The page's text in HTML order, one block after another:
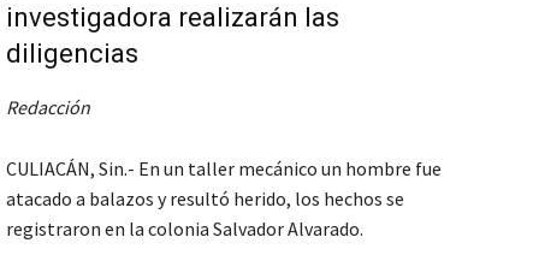
investigadora realizarán las
diligencias
Redacción
CULIACÁN, Sin.- En un taller mecánico un hombre fue
atacado a balazos y resultó herido, los hechos se
registraron en la colonia Salvador Alvarado.